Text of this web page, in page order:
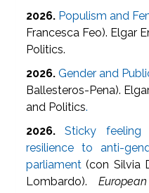
2026. Populism and
Francesca Feo). Elgar
Politics.
2026.Gender and
Ballesteros-Pena).
and Politics.
2026.Sticky feeling
resilience to anti-
parliament (con Silvia
Lombardo).